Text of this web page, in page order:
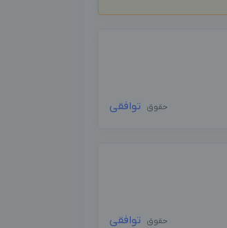
حقوق توافقی
حقوق توافقی